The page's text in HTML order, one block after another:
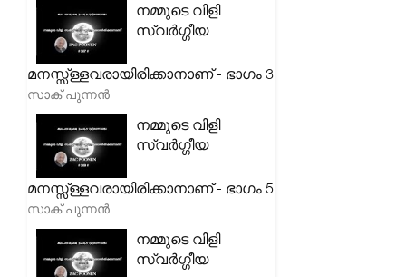
നമ്മുടെ വിളി
സ്വർഗ്ഗീയ
മനസ്സ്ള്ളവരായിരിക്കാനാണ് - ഭാഗം 3
സാക് പുന്നൻ
നമ്മുടെ വിളി
സ്വർഗ്ഗീയ
മനസ്സ്ള്ളവരായിരിക്കാനാണ് - ഭാഗം 5
സാക് പുന്നൻ
നമ്മുടെ വിളി
സ്വർഗ്ഗീയ